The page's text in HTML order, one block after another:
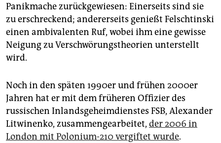
Panikmache zurückgewiesen: Einerseits sind sie
zu erschreckend; andererseits genießt Felschtinski
einen ambivalenten Ruf, wobei ihm eine gewisse
Neigung zu Verschwörungstheorien unterstellt
wird.
Noch in den späten 1990er und frühen 2000er
Jahren hat er mit dem früheren Offizier des
russischen Inlandsgeheimdienstes FSB, Alexander
Litwinenko, zusammengearbeitet, der 2006 in
London mit Polonium-210 vergiftet wurde.